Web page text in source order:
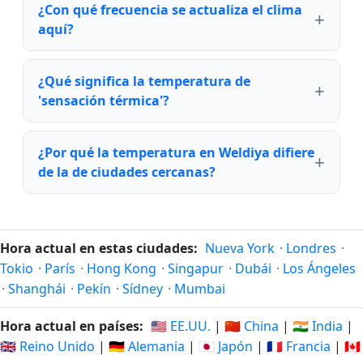
¿Con qué frecuencia se actualiza el clima
aquí?
¿Qué significa la temperatura de
'sensación térmica'?
¿Por qué la temperatura en Weldiya difiere
de la de ciudades cercanas?
Hora actual en estas ciudades: Nueva York · Londres ·
Tokio · París · Hong Kong · Singapur · Dubái · Los Ángeles
· Shanghái · Pekín · Sídney · Mumbai
Hora actual en países: 🇺🇸 EE.UU. | 🇨🇳 China | 🇮🇳 India |
🇬🇧 Reino Unido | 🇩🇪 Alemania | 🇯🇵 Japón | 🇫🇷 Francia | 🇨🇦